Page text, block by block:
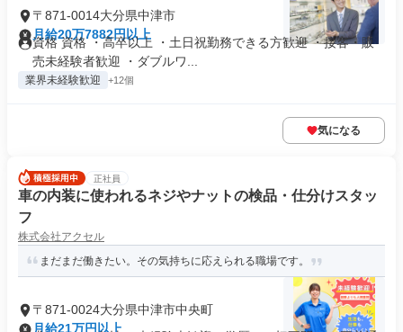
〒871-0014大分県中津市
月給20万7882円以上
資格 資格 ・高卒以上 ・土日祝勤務できる方歓迎 ・接客・販
売未経験者歓迎 ・ダブルワ...
業界未経験歓迎 +12個
気になる
正社員
車の内装に使われるネジやナットの検品・仕分けスタッ
フ
株式会社アクセル
まだまだ働きたい。その気持ちに応えられる職場です。
〒871-0024大分県中津市中央町
月給21万円以上